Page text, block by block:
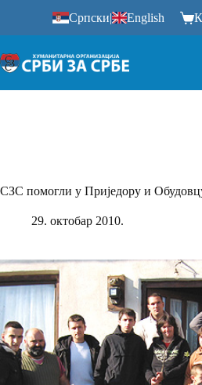
Српски| English
СЗС помогли у Приједору и
29. октобар 2010.